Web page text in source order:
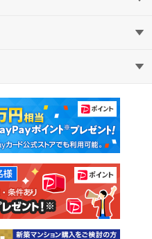
中古マンション
中古一戸建て
土地
教えて！住まいの先生